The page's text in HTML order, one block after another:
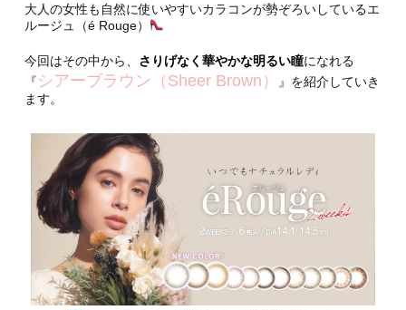
大人の女性も自然に使いやすいカラコンが勢ぞろいしているエ
ルージュ（é Rouge）
今回はその中から、 さりげなく華やかな明るい瞳になれる
『シアーブラウン（Sheer Brown）
』を紹介していき
ます。